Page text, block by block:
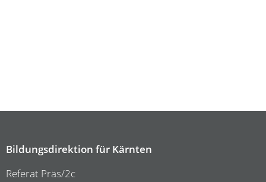
Bildungsdirektion für Kärnten
Referat Präs/2c